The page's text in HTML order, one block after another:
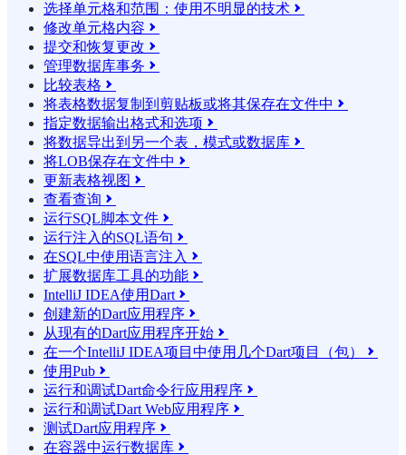
选择单元格和范围：使用不明显的技术 
修改单元格内容 
提交和恢复更改 
管理数据库事务 
比较表格 
将表格数据复制到剪贴板或将其保存在文件中 
指定数据输出格式和选项 
将数据导出到另一个表，模式或数据库 
将LOB保存在文件中 
更新表格视图 
查看查询 
运行SQL脚本文件 
运行注入的SQL语句 
在SQL中使用语言注入 
扩展数据库工具的功能 
IntelliJ IDEA使用Dart 
创建新的Dart应用程序 
从现有的Dart应用程序开始 
在一个IntelliJ IDEA项目中使用几个Dart项目（包） 
使用Pub 
运行和调试Dart命令行应用程序 
运行和调试Dart Web应用程序 
测试Dart应用程序 
在容器中运行数据库 